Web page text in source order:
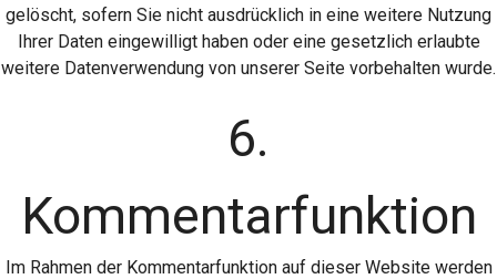
gelöscht, sofern Sie nicht ausdrücklich in eine weitere Nutzung
Ihrer Daten eingewilligt haben oder eine gesetzlich erlaubte
weitere Datenverwendung von unserer Seite vorbehalten wurde.
6.
Kommentarfunktion
Im Rahmen der Kommentarfunktion auf dieser Website werden